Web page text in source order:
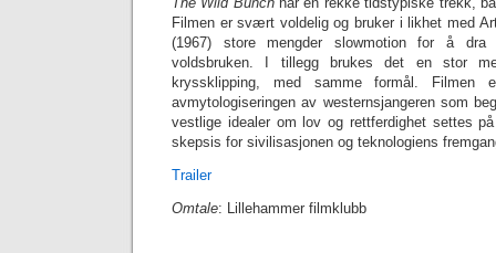
Filmen er svært voldelig og bruker i likhet med
(1967) store mengder slowmotion for å dra
voldsbruken. I tillegg brukes det en stor
kryssklipping, med samme formål.
avmytologiseringen av western­sjangeren som
vestlige idealer om lov og rett­ferdighet settes
skepsis for sivilisa­sjonen og teknologiens
Trailer
Omtale: Lillehammer filmklubb